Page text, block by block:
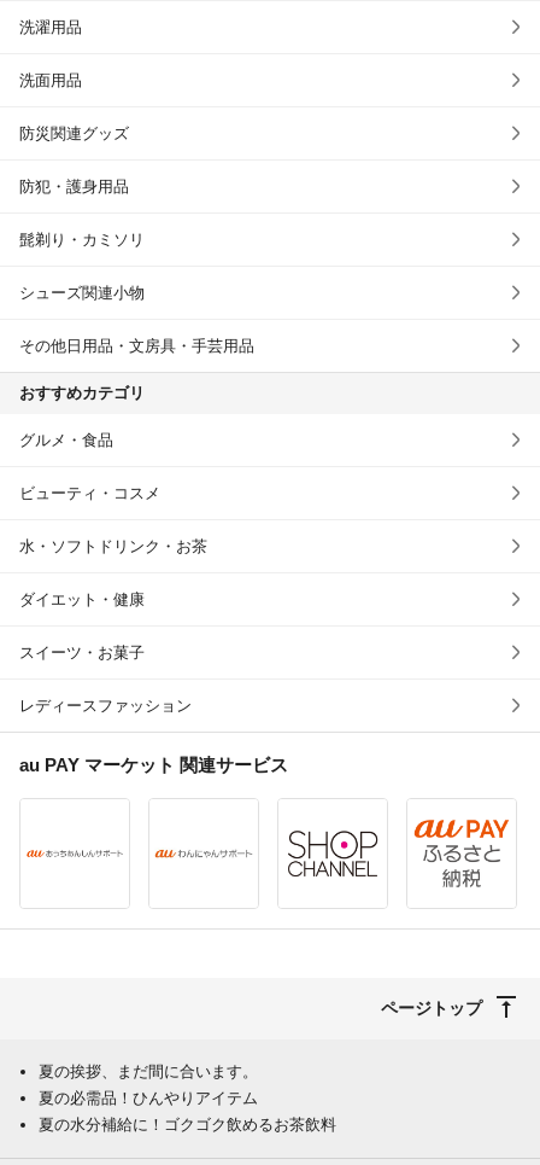
洗濯用品
洗面用品
防災関連グッズ
防犯・護身用品
髭剃り・カミソリ
シューズ関連小物
その他日用品・文房具・手芸用品
おすすめカテゴリ
グルメ・食品
ビューティ・コスメ
水・ソフトドリンク・お茶
ダイエット・健康
スイーツ・お菓子
レディースファッション
au PAY マーケット 関連サービス
ページトップ
夏の挨拶、まだ間に合います。
夏の必需品！ひんやりアイテム
夏の水分補給に！ゴクゴク飲めるお茶飲料